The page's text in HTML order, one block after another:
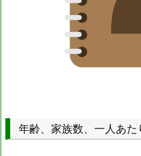
年齢、家族数、一人あた